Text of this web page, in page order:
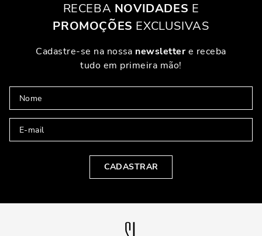
RECEBA NOVIDADES E
PROMOÇÕES EXCLUSIVAS
Cadastre-se na nossa newslettere receba
tudo em primeira mão!
CADASTRAR